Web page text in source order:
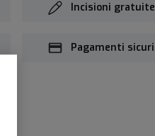
Incisioni gratuite
Pagamenti sicuri